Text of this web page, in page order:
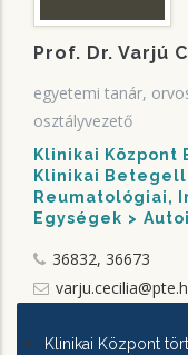
Prof. Dr. Varjú
egyetemi tanár,
osztályvezető
Klinikai
Klinikai
Reumatológiai,
Egységek
36832, 36673
KLINIKAI
Klinikai Központ